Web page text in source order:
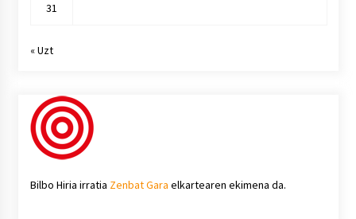
31
« Uzt
Bilbo Hiria irratia Zenbat Gara elkartearen ekimena da.